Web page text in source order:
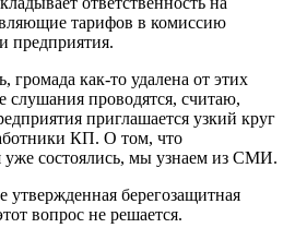
тарифов в комиссию
предприятия.
громада как-то удалена от этих
проводятся, считаю,
приглашается узкий круг
КП. О том, что
состоялись, мы узнаем из СМИ.
утвержденная берегозащитная
вопрос не решается.